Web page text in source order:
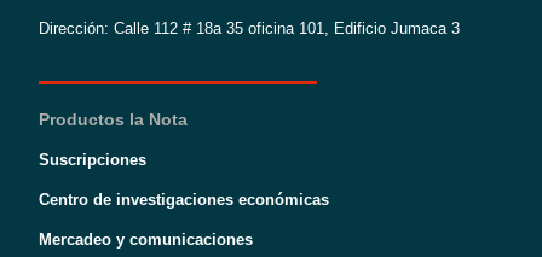
Dirección: Calle 112 # 18a 35 oficina 101, Edificio Jumaca 3
Productos la Nota
Suscripciones
Centro de investigaciones económicas
Mercadeo y comunicaciones